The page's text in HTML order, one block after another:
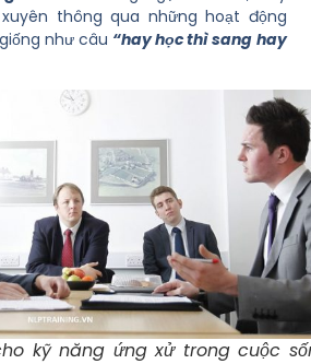
thông qua những hoạt động
như câu “hay học thì sang hay
kỹ năng ứng xử trong cuộc